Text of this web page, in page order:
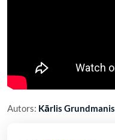
Autors: Kārlis Grundmanis